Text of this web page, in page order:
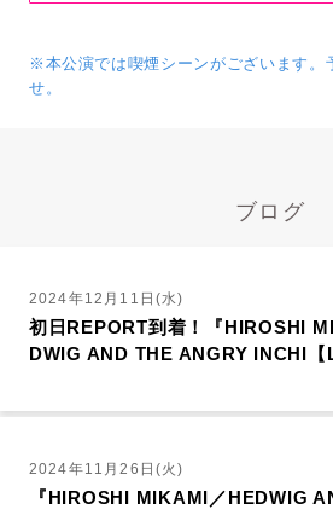
※本公演では喫煙シーンがございます。
せ。
ブログ
2024年12月11日(水)
初日REPORT到着！『HIROSHI
DWIG AND THE ANGRY INCHI【
2024年11月26日(火)
『HIROSHI MIKAMI／HEDWIG